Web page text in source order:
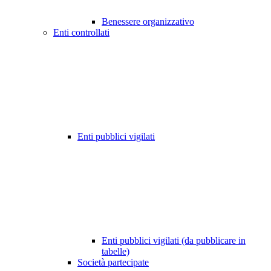
Benessere organizzativo
Enti controllati
Enti pubblici vigilati
Enti pubblici vigilati (da pubblicare in
tabelle)
Società partecipate